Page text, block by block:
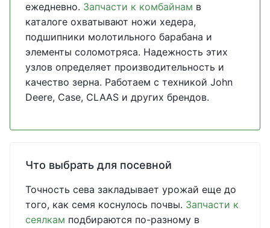
ежедневно. Запчасти к комбайнам в
каталоге охватывают ножи хедера,
подшипники молотильного барабана и
элементы соломотряса. Надежность этих
узлов определяет производительность и
качество зерна. Работаем с техникой John
Deere, Case, CLAAS и других брендов.
Что выбрать для посевной
Точность сева закладывает урожай еще до
того, как семя коснулось почвы. Запчасти к
сеялкам подбираются по-разному в